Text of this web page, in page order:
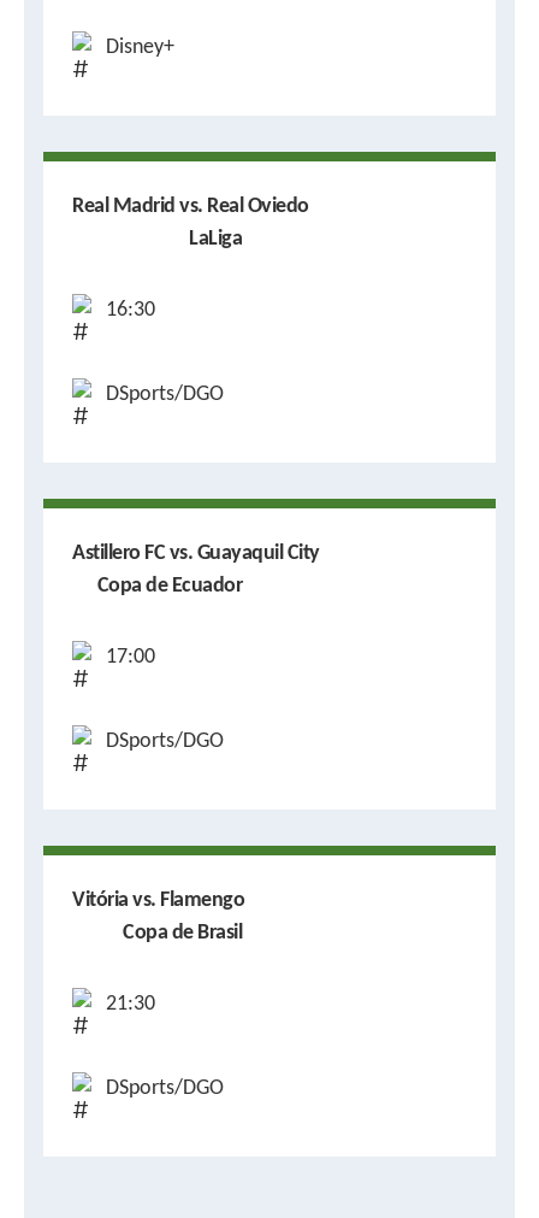
Disney+
Real Madrid vs. Real Oviedo
LaLiga
16:30
DSports/DGO
Astillero FC vs. Guayaquil City
Copa de Ecuador
17:00
DSports/DGO
Vitória vs. Flamengo
Copa de Brasil
21:30
DSports/DGO